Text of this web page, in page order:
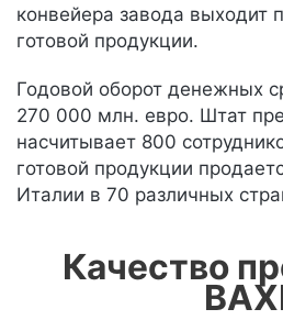
конвейера завода выходит
готовой продукции.
Годовой оборот денежных
270 000 млн. евро. Штат
насчитывает 800
готовой продукции
Италии в 70 различных
Качество